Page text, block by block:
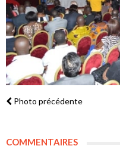
Photo précédente
COMMENTAIRES